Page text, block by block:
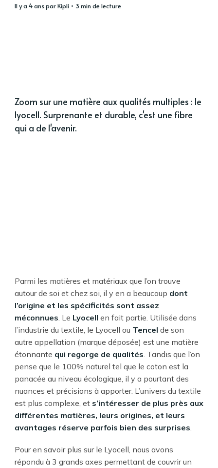
il y a 4 ansparKipli • 3 min de lecture
Zoom sur une matière aux qualités multiples : le
lyocell. Surprenante et durable, c'est une fibre
qui a de l'avenir.
Parmi les matières et matériaux que l’on trouve
autour de soi et chez soi, il y en a beaucoup dont
l’origine et les spécificités sont assez
méconnues . Le Lyocell en fait partie. Utilisée dans
l’industrie du textile, le Lyocell ou Tencel de son
autre appellation (marque déposée) est une matière
étonnante qui regorge de qualités . Tandis que l’on
pense que le 100% naturel tel que le coton est la
panacée au niveau écologique, il y a pourtant des
nuances et précisions à apporter. L’univers du textile
est plus complexe, et s’intéresser de plus près aux
différentes matières, leurs origines, et leurs
avantages réserve parfois bien des surprises
Pour en savoir plus sur le Lyocell, nous avons
répondu à 3 grands axes permettant de couvrir un